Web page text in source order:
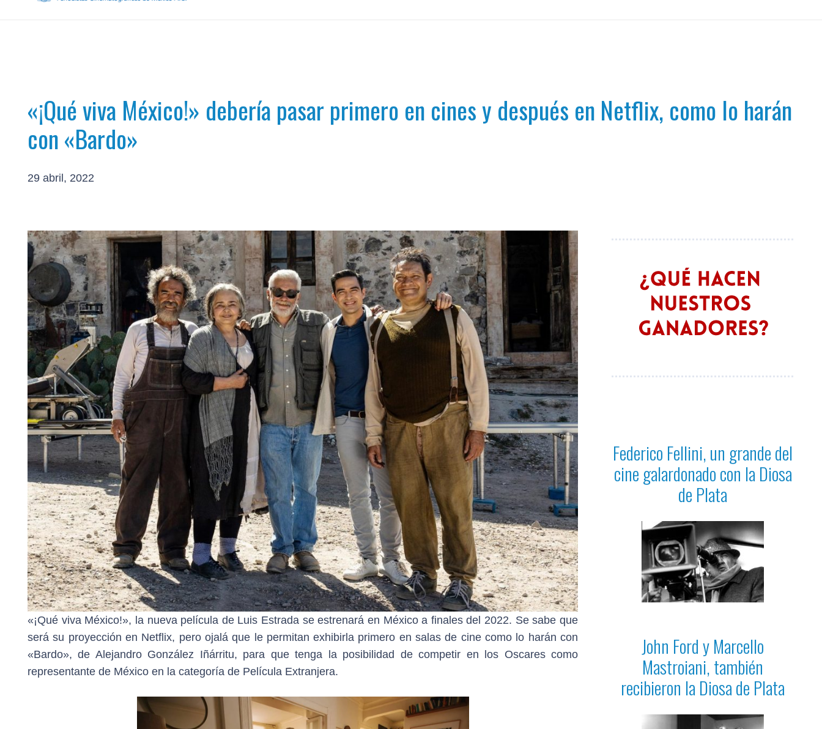
«¡Qué viva México!» debería pasar primero en cines y después en Netflix, como lo harán
con «Bardo»
29 abril, 2022
«¡Qué viva México!», la nueva película de Luis Estrada se estrenará en México a finales del 2022. Se sabe que
será su proyección en Netflix, pero ojalá que le permitan exhibirla primero en salas de cine como lo harán con
«Bardo», de Alejandro González Iñárritu, para que tenga la posibilidad de competir en los Oscares como
representante de México en la categoría de Película Extranjera.
Federico Fellini, un grande del
cine galardonado con la Diosa
de Plata
John Ford y Marcello
Mastroiani, también
recibieron la Diosa de Plata